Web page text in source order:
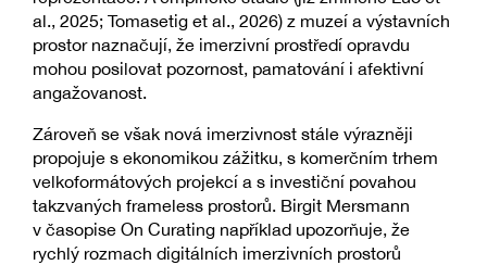
al., 2025; Tomasetig et al., 2026) z muzeí a výstavních
prostor naznačují, že imerzivní prostředí opravdu
mohou posilovat pozornost, pamatování i afektivní
angažovanost.
Zároveň se však nová imerzivnost stále výrazněji
propojuje s ekonomikou zážitku, s komerčním trhem
velkoformátových projekcí a s investiční povahou
takzvaných frameless prostorů. Birgit Mersmann
v časopise On Curating například upozorňuje, že
rychlý rozmach digitálních imerzivních prostorů